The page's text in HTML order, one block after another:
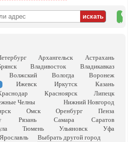
на
Архангельск
Астрахань
Владивосток
Владикавказ
Волжский Вологда
Воронеж
Ижевск Иркутск
Казань
Красноярск
Липецк
Челны
Нижний Новгород
Омск Оренбург
Пенза
Рязань Самара
Саратов
Тюмень Ульяновск
Уфа
Ярославль Выбрать другой город